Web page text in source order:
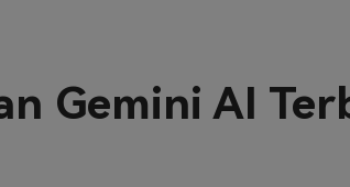
Gemini AI